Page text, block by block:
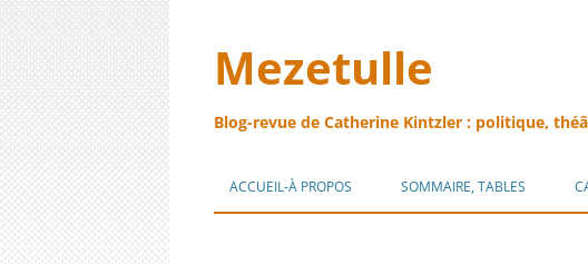
Mezetulle
Blog-revue de Catherine Kintzler : politique,
ACCUEIL-À PROPOS SOMMAIRE, TABLES